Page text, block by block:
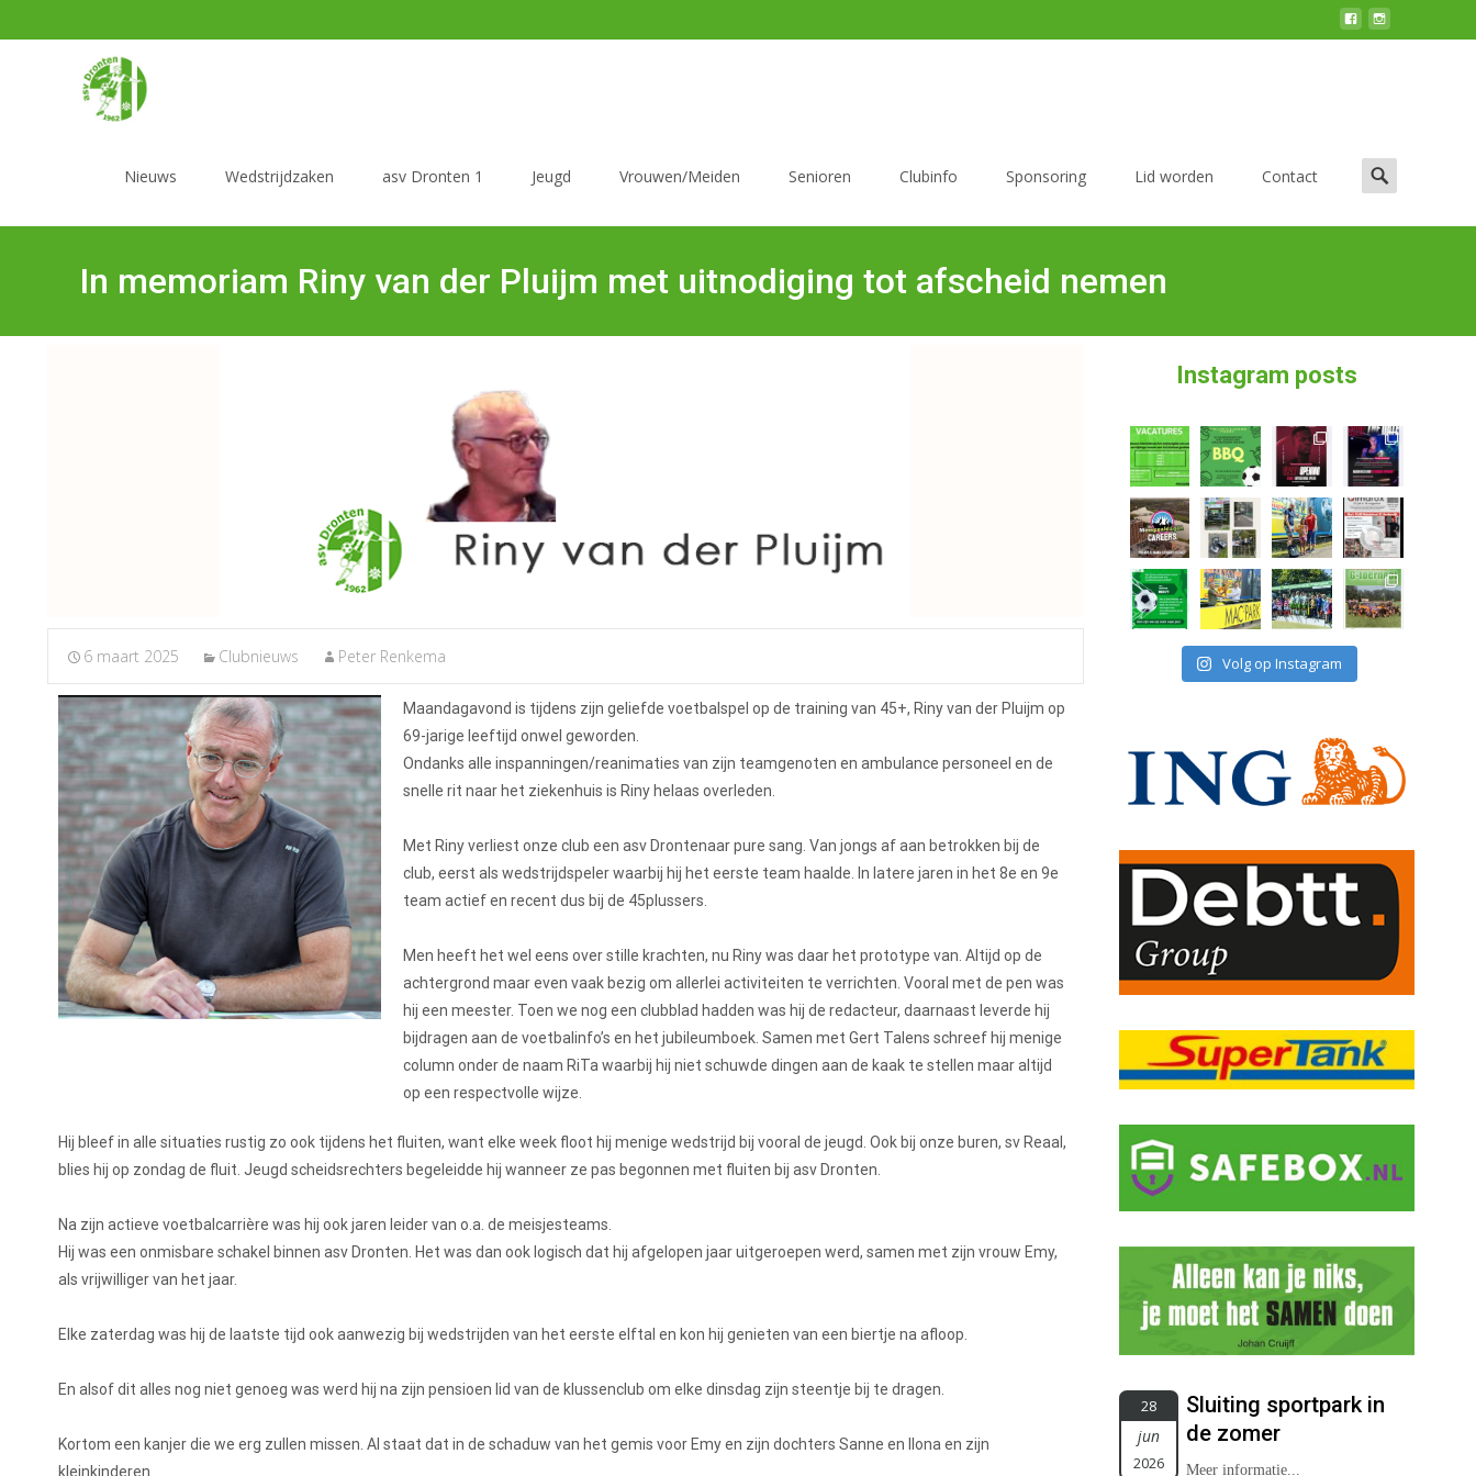
Nieuws Wedstrijdzaken asv Dronten 1 Jeugd Vrouwen/Meiden Senioren Clubinfo Sponsoring Lid worden Contact
In memoriam Riny van der Pluijm met uitnodiging tot afscheid nemen
6 maart 2025 Clubnieuws Peter Renkema
Maandagavond is tijdens zijn geliefde voetbalspel op de training van 45+, Riny van der Pluijm op
69-jarige leeftijd onwel geworden.
Ondanks alle inspanningen/reanimaties van zijn teamgenoten en ambulance personeel en de
snelle rit naar het ziekenhuis is Riny helaas overleden.
Met Riny verliest onze club een asv Drontenaar pure sang. Van jongs af aan betrokken bij de
club, eerst als wedstrijdspeler waarbij hij het eerste team haalde. In latere jaren in het 8e en 9e
team actief en recent dus bij de 45plussers.
Men heeft het wel eens over stille krachten, nu Riny was daar het prototype van. Altijd op de
achtergrond maar even vaak bezig om allerlei activiteiten te verrichten. Vooral met de pen was
hij een meester. Toen we nog een clubblad hadden was hij de redacteur, daarnaast leverde hij
bijdragen aan de voetbalinfo’s en het jubileumboek. Samen met Gert Talens schreef hij menige
column onder de naam RiTa waarbij hij niet schuwde dingen aan de kaak te stellen maar altijd
op een respectvolle wijze.
Hij bleef in alle situaties rustig zo ook tijdens het fluiten, want elke week floot hij menige wedstrijd bij vooral de jeugd. Ook bij onze buren, sv Reaal,
blies hij op zondag de fluit. Jeugd scheidsrechters begeleidde hij wanneer ze pas begonnen met fluiten bij asv Dronten.
Na zijn actieve voetbalcarrière was hij ook jaren leider van o.a. de meisjesteams.
Hij was een onmisbare schakel binnen asv Dronten. Het was dan ook logisch dat hij afgelopen jaar uitgeroepen werd, samen met zijn vrouw Emy,
als vrijwilliger van het jaar.
Elke zaterdag was hij de laatste tijd ook aanwezig bij wedstrijden van het eerste elftal en kon hij genieten van een biertje na afloop.
En alsof dit alles nog niet genoeg was werd hij na zijn pensioen lid van de klussenclub om elke dinsdag zijn steentje bij te dragen.
Kortom een kanjer die we erg zullen missen. Al staat dat in de schaduw van het gemis voor Emy en zijn dochters Sanne en Ilona en zijn
kleinkinderen.
Instagram posts
Volg op Instagram
28
jun
2026
Sluiting sportpark in
de zomer
Meer informatie...